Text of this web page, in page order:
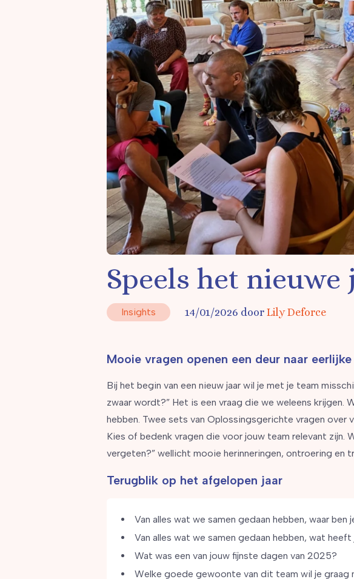
Speels het
Insights 14/01/2026 door Lily Deforce
Mooie vragen openen een deur naar
Bij het begin van een nieuw jaar wil je met je team
zwaar wordt?” Het is een vraag die we weleens krijgen.
hebben. Twee sets van Oplossingsgerichte vragen over
Kies of bedenk vragen die voor jouw team relevant zijn.
vergeten?” wellicht mooie herinneringen, ontroering en
Terugblik op het afgelopen jaar
Van alles wat we samen gedaan hebben, waar
Van alles wat we samen gedaan hebben, wat
Wat was een van jouw fijnste dagen van 2025?
Welke goede gewoonte van dit team wil je graag